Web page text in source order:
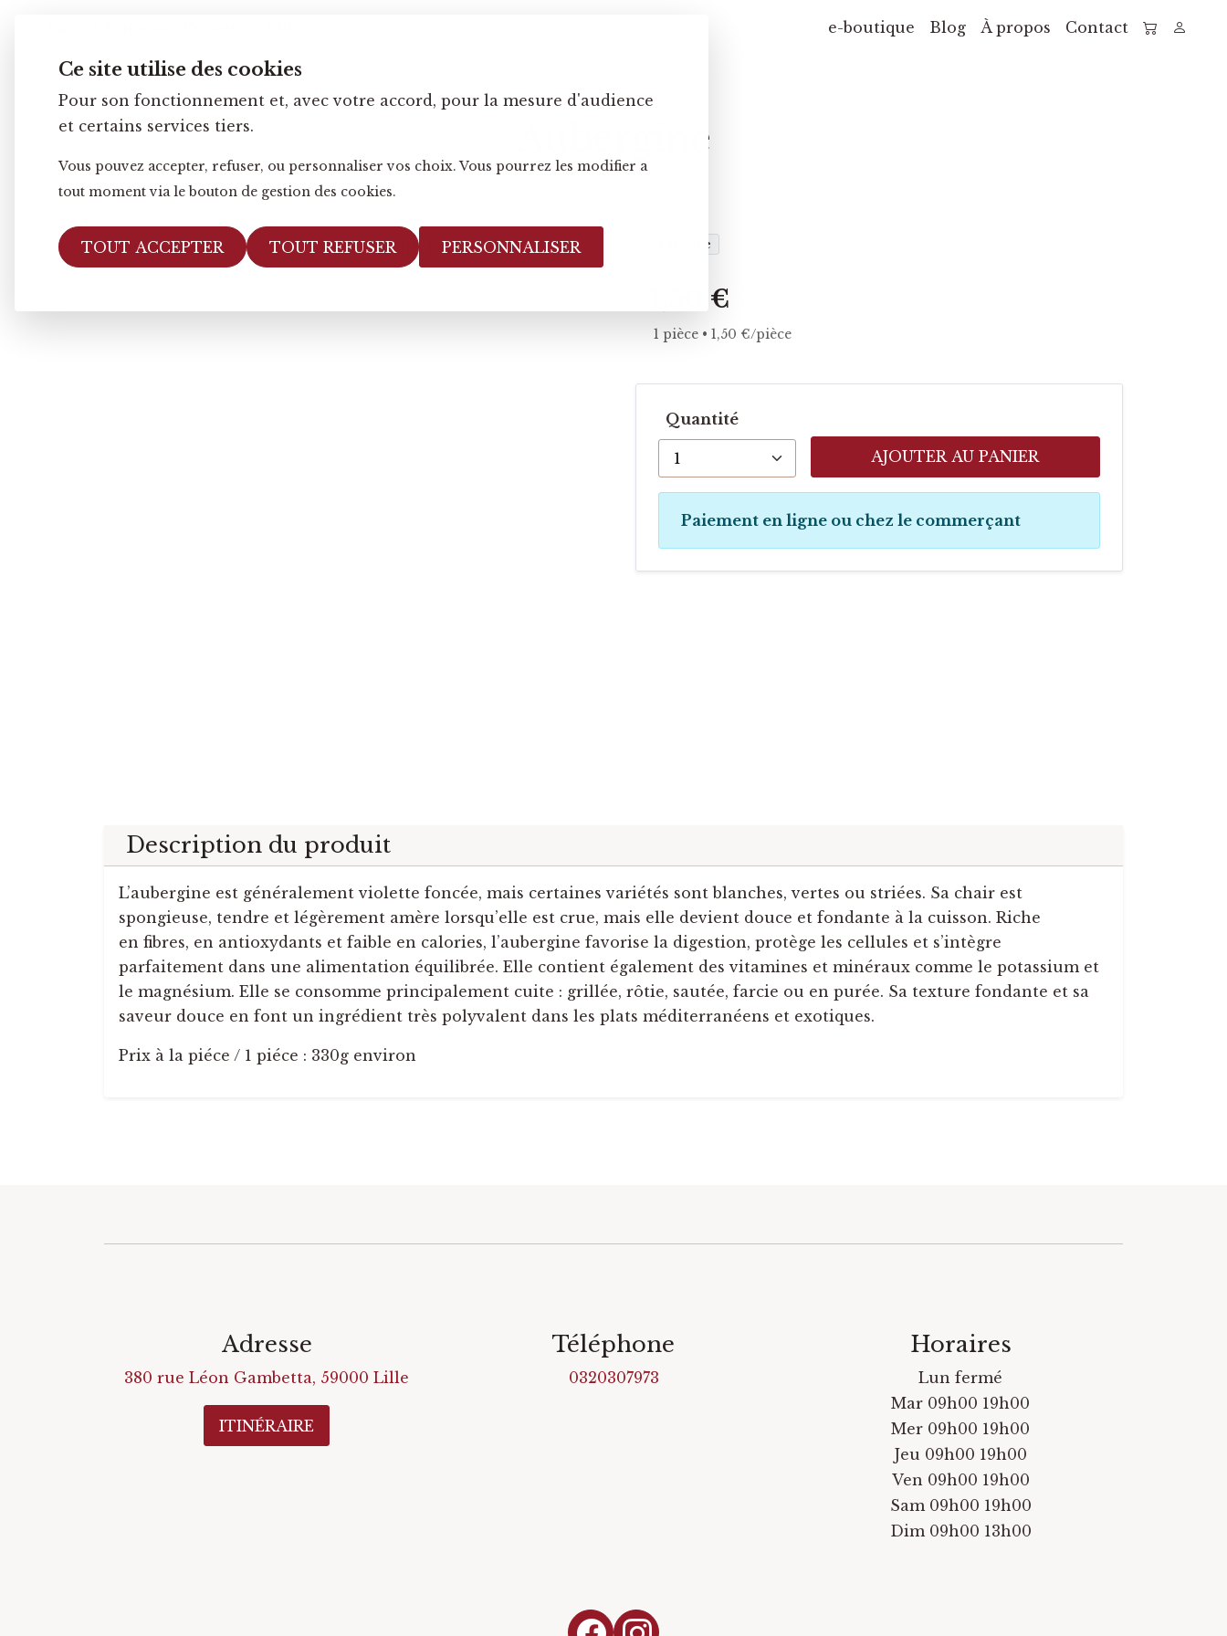
Ce site utilise des cookies
Pour son fonctionnement et, avec votre accord, pour la mesure d'audience
et certains services tiers.
Vous pouvez accepter, refuser, ou personnaliser vos choix. Vous pourrez les modifier a
tout moment via le bouton de gestion des cookies.
TOUT ACCEPTER TOUT REFUSER PERSONNALISER
e-boutique Blog À propos Contact
Aubergine
Espagne
1,50 €
1 pièce • 1,50 €/pièce
Quantité
AJOUTER AU PANIER
Paiement en ligne ou chez le commerçant
Description du produit
L’aubergine est généralement violette foncée, mais certaines variétés sont blanches, vertes ou striées. Sa chair est
spongieuse, tendre et légèrement amère lorsqu’elle est crue, mais elle devient douce et fondante à la cuisson. Riche
en fibres, en antioxydants et faible en calories, l’aubergine favorise la digestion, protège les cellules et s’intègre
parfaitement dans une alimentation équilibrée. Elle contient également des vitamines et minéraux comme le potassium et
le magnésium. Elle se consomme principalement cuite : grillée, rôtie, sautée, farcie ou en purée. Sa texture fondante et sa
saveur douce en font un ingrédient très polyvalent dans les plats méditerranéens et exotiques.
Prix à la piéce / 1 piéce : 330g environ
Adresse
380 rue Léon Gambetta, 59000 Lille
ITINÉRAIRE
Téléphone
0320307973
Horaires
Lun fermé
Mar 09h00 19h00
Mer 09h00 19h00
Jeu 09h00 19h00
Ven 09h00 19h00
Sam 09h00 19h00
Dim 09h00 13h00